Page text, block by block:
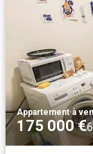
Appartement·à
175 000 €